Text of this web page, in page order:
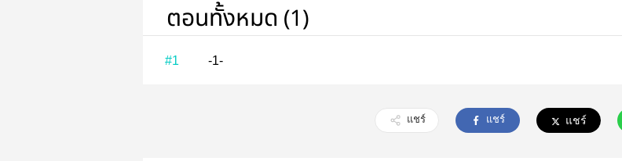
ตอนทั้งหมด (1)
#1 -1-
แชร์ แชร์ แชร์